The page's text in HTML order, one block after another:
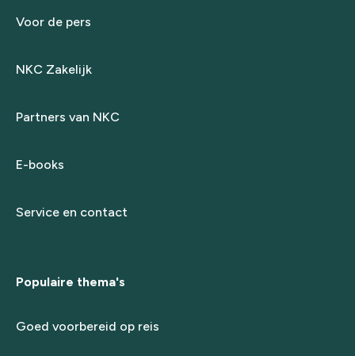
Voor de pers
NKC Zakelijk
Partners van NKC
E-books
Service en contact
Populaire thema's
Goed voorbereid op reis